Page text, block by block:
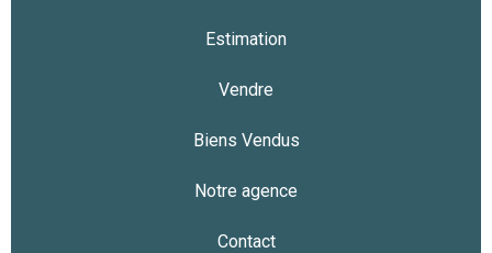
Estimation
Vendre
Biens Vendus
Notre agence
Contact